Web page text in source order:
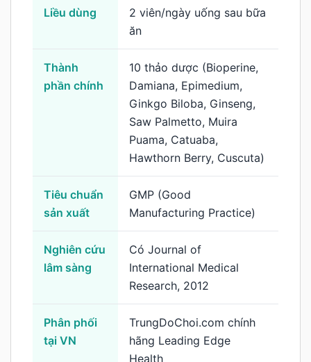
Liều dùng
2 viên/ngày uống sau bữa
ăn
Thành
phần chính
10 thảo dược (Bioperine,
Damiana, Epimedium,
Ginkgo Biloba, Ginseng,
Saw Palmetto, Muira
Puama, Catuaba,
Hawthorn Berry, Cuscuta)
Tiêu chuẩn
sản xuất
GMP (Good
Manufacturing Practice)
Nghiên cứu
lâm sàng
Có Journal of
International Medical
Research, 2012
Phân phối
tại VN
TrungDoChoi.com chính
hãng Leading Edge
Health